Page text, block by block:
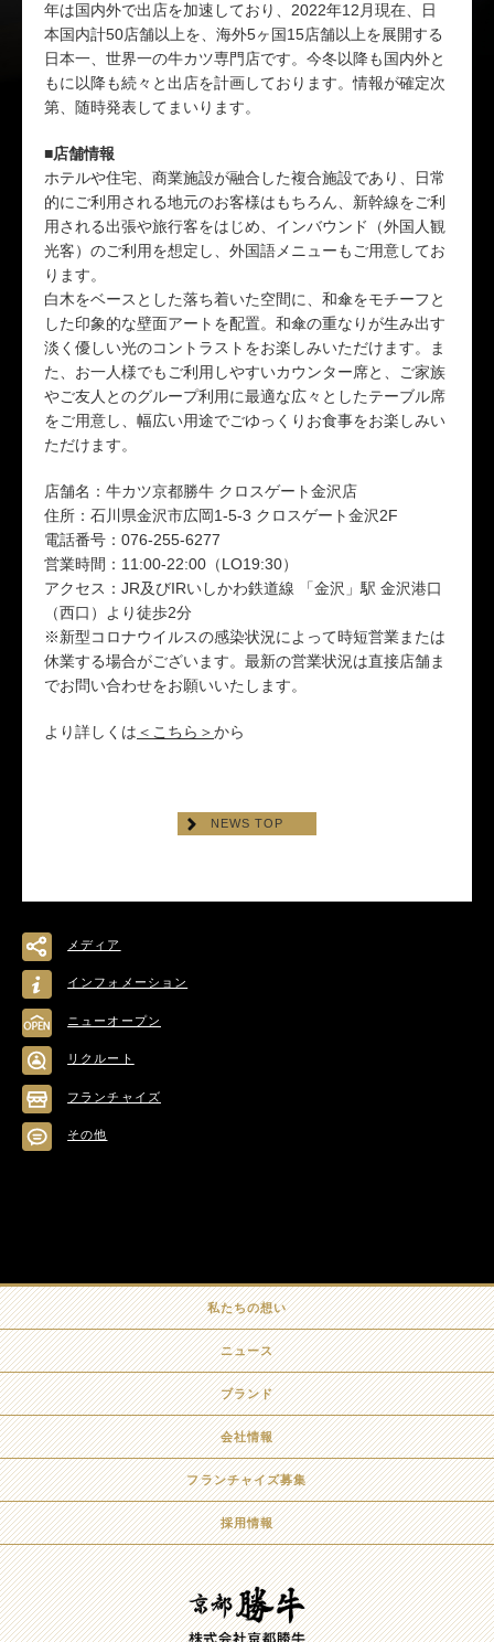
年は国内外で出店を加速しており、2022年12月現在、日
本国内計50店舗以上を、海外5ヶ国15店舗以上を展開する
日本一、世界一の牛カツ専門店です。今冬以降も国内外と
もに以降も続々と出店を計画しております。情報が確定次
第、随時発表してまいります。
■店舗情報
ホテルや住宅、商業施設が融合した複合施設であり、日常
的にご利用される地元のお客様はもちろん、新幹線をご利
用される出張や旅行客をはじめ、インバウンド（外国人観
光客）のご利用を想定し、外国語メニューもご用意してお
ります。
白木をベースとした落ち着いた空間に、和傘をモチーフと
した印象的な壁面アートを配置。和傘の重なりが生み出す
淡く優しい光のコントラストをお楽しみいただけます。ま
た、お一人様でもご利用しやすいカウンター席と、ご家族
やご友人とのグループ利用に最適な広々としたテーブル席
をご用意し、幅広い用途でごゆっくりお食事をお楽しみい
ただけます。
店舗名：牛カツ京都勝牛 クロスゲート金沢店
住所：石川県金沢市広岡1-5-3 クロスゲート金沢2F
電話番号：076-255-6277
営業時間：11:00-22:00（LO19:30）
アクセス：JR及びIRいしかわ鉄道線 「金沢」駅 金沢港口
（西口）より徒歩2分
※新型コロナウイルスの感染状況によって時短営業または
休業する場合がございます。最新の営業状況は直接店舗ま
でお問い合わせをお願いいたします。
より詳しくは ＜こちら＞から
NEWS TOP
メディア
インフォメーション
ニューオープン
リクルート
フランチャイズ
その他
私たちの想い
ニュース
ブランド
会社情報
フランチャイズ募集
採用情報